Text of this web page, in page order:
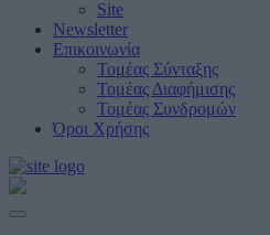
Site
Newsletter
Επικοινωνία
Τομέας Σύνταξης
Τομέας Διαφήμισης
Τομέας Συνδρομών
Όροι Χρήσης